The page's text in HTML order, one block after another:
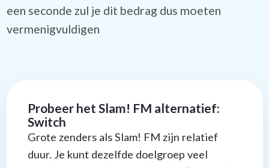
een seconde zul je dit bedrag dus moeten
vermenigvuldigen
Probeer het Slam! FM alternatief:
Switch
Grote zenders als Slam! FM zijn relatief
duur. Je kunt dezelfde doelgroep veel